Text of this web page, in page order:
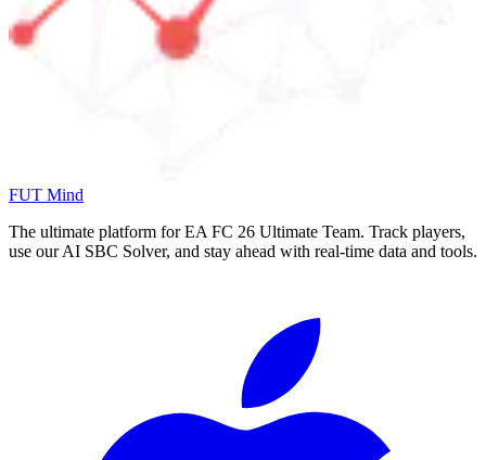
FUT Mind
The ultimate platform for EA FC 26 Ultimate Team. Track players,
use our AI SBC Solver, and stay ahead with real-time data and tools.